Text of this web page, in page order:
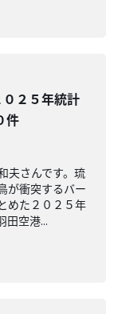
２５年統計
件
夫さんです。琉
が衝突するバー
めた２０２５年
田空港...